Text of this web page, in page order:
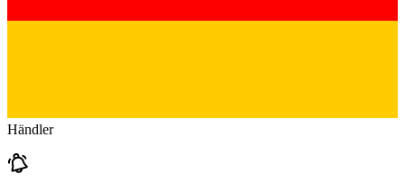
Händler